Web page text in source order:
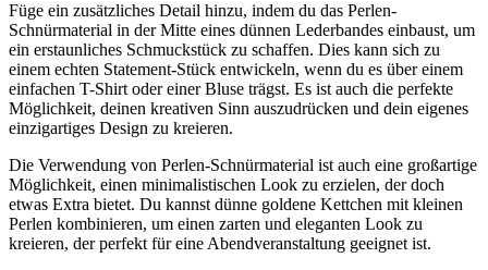
Füge ein zusätzliches Detail hinzu, indem du das Perlen-
Schnürmaterial in der Mitte eines dünnen Lederbandes einbaust, um
ein erstaunliches Schmuckstück zu schaffen. Dies kann sich zu
einem echten Statement-Stück entwickeln, wenn du es über einem
einfachen T-Shirt oder einer Bluse trägst. Es ist auch die perfekte
Möglichkeit, deinen kreativen Sinn auszudrücken und dein eigenes
einzigartiges Design zu kreieren.
Die Verwendung von Perlen-Schnürmaterial ist auch eine großartige
Möglichkeit, einen minimalistischen Look zu erzielen, der doch
etwas Extra bietet. Du kannst dünne goldene Kettchen mit kleinen
Perlen kombinieren, um einen zarten und eleganten Look zu
kreieren, der perfekt für eine Abendveranstaltung geeignet ist.